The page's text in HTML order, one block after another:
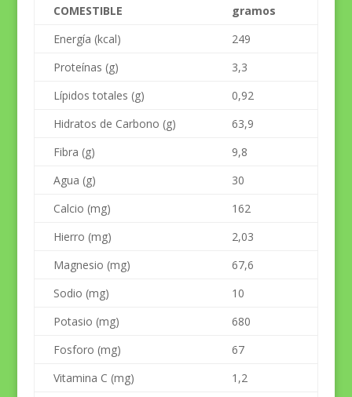
COMESTIBLE
gramos
Energía (kcal)
249
Proteínas (g)
3,3
Lípidos totales (g)
0,92
Hidratos de Carbono (g)
63,9
Fibra (g)
9,8
Agua (g)
30
Calcio (mg)
162
Hierro (mg)
2,03
Magnesio (mg)
67,6
Sodio (mg)
10
Potasio (mg)
680
Fosforo (mg)
67
Vitamina C (mg)
1,2